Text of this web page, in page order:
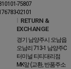
75807
02101
RETURN &
EXCHANGE
경기 남양주시 오남읍
오남리 713-1 남양주C
터미널 티티대리점
MK앞 (교환, 반품주소